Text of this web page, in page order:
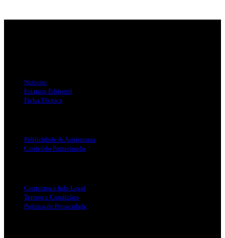
Notícias
Estatuto Editorial
Ficha Técnica
Publicidade & Assinaturas
Conteúdo Patrocinado
Contactos e Info Legal
Termos e Condições
Politica de Privacidade